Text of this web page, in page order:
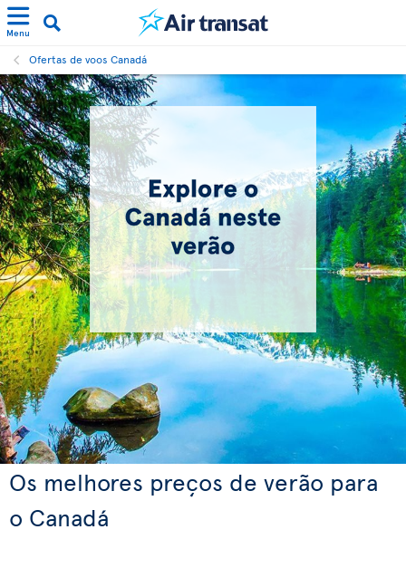
Menu
Ofertas de voos Canadá
Os melhores preços de verão para
o Canadá